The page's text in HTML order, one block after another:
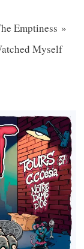
Emptiness »
Myself